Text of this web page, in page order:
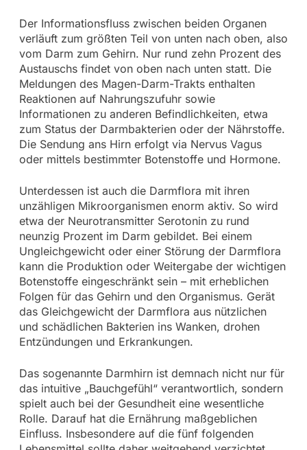
Der Informationsfluss zwischen beiden Organen
verläuft zum größten Teil von unten nach oben, also
vom Darm zum Gehirn. Nur rund zehn Prozent des
Austauschs findet von oben nach unten statt. Die
Meldungen des Magen-Darm-Trakts enthalten
Reaktionen auf Nahrungszufuhr sowie
Informationen zu anderen Befindlichkeiten, etwa
zum Status der Darmbakterien oder der Nährstoffe.
Die Sendung ans Hirn erfolgt via Nervus Vagus
oder mittels bestimmter Botenstoffe und Hormone.
Unterdessen ist auch die Darmflora mit ihren
unzähligen Mikroorganismen enorm aktiv. So wird
etwa der Neurotransmitter Serotonin zu rund
neunzig Prozent im Darm gebildet. Bei einem
Ungleichgewicht oder einer Störung der Darmflora
kann die Produktion oder Weitergabe der wichtigen
Botenstoffe eingeschränkt sein – mit erheblichen
Folgen für das Gehirn und den Organismus. Gerät
das Gleichgewicht der Darmflora aus nützlichen
und schädlichen Bakterien ins Wanken, drohen
Entzündungen und Erkrankungen.
Das sogenannte Darmhirn ist demnach nicht nur für
das intuitive „Bauchgefühl“ verantwortlich, sondern
spielt auch bei der Gesundheit eine wesentliche
Rolle. Darauf hat die Ernährung maßgeblichen
Einfluss. Insbesondere auf die fünf folgenden